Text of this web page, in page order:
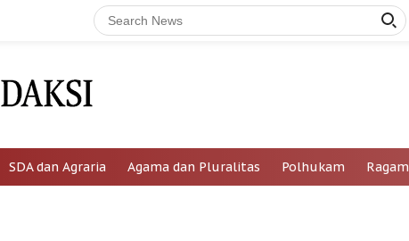
SDA dan Agraria Agama dan Pluralitas Polhukam Ragam